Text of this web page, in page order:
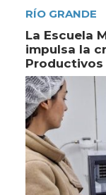
RÍO GRANDE
La Escuela
impulsa la
Productivos